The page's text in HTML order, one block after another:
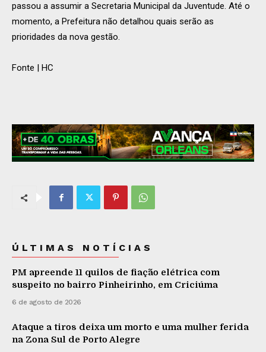
passou a assumir a Secretaria Municipal da Juventude. Até o
momento, a Prefeitura não detalhou quais serão as
prioridades da nova gestão.
Fonte | HC
ÚLTIMAS NOTÍCIAS
PM apreende 11 quilos de fiação elétrica com
suspeito no bairro Pinheirinho, em Criciúma
6 de agosto de 2026
Ataque a tiros deixa um morto e uma mulher ferida
na Zona Sul de Porto Alegre